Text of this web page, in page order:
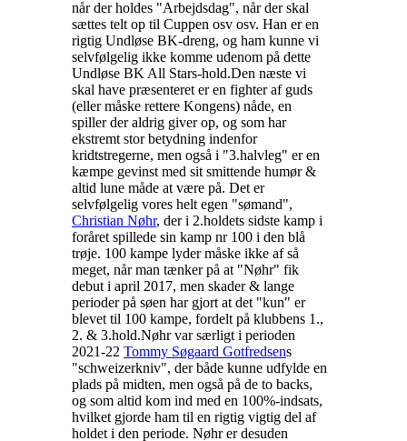
når der holdes "Arbejdsdag", når der skal
sættes telt op til Cuppen osv osv. Han er en
rigtig Undløse BK-dreng, og ham kunne vi
selvfølgelig ikke komme udenom på dette
Undløse BK All Stars-hold.Den næste vi
skal have præsenteret er en fighter af guds
(eller måske rettere Kongens) nåde, en
spiller der aldrig giver op, og som har
ekstremt stor betydning indenfor
kridtstregerne, men også i "3.halvleg" er en
kæmpe gevinst med sit smittende humør &
altid lune måde at være på. Det er
selvfølgelig vores helt egen "sømand",
Christian Nøhr, der i 2.holdets sidste kamp i
foråret spillede sin kamp nr 100 i den blå
trøje. 100 kampe lyder måske ikke af så
meget, når man tænker på at "Nøhr" fik
debut i april 2017, men skader & lange
perioder på søen har gjort at det "kun" er
blevet til 100 kampe, fordelt på klubbens 1.,
2. & 3.hold.Nøhr var særligt i perioden
2021-22 Tommy Søgaard Gotfredsens
"schweizerkniv", der både kunne udfylde en
plads på midten, men også på de to backs,
og som altid kom ind med en 100%-indsats,
hvilket gjorde ham til en rigtig vigtig del af
holdet i den periode. Nøhr er desuden